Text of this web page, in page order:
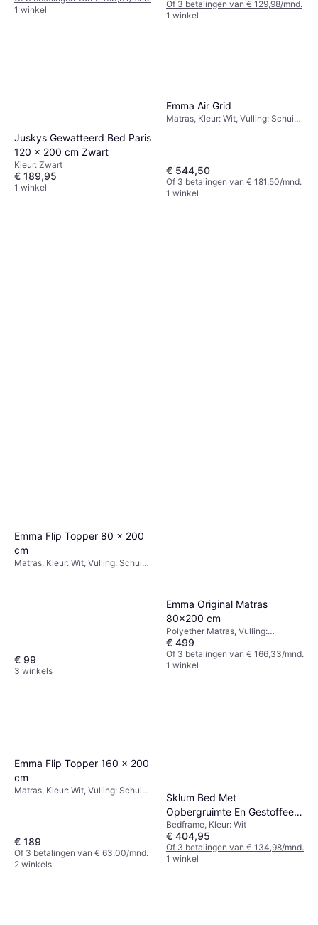
1 winkel
Of 3 betalingen van € 129,98/mnd.
1 winkel
Juskys Gewatteerd Bed Paris
120 x 200 cm Zwart
Kleur: Zwart
€ 189,95
1 winkel
Emma Air Grid
Matras, Kleur: Wit, Vulling: Schuim,
€ 544,50
Of 3 betalingen van € 181,50/mnd.
1 winkel
Emma Flip Topper 80 x 200
cm
Matras, Kleur: Wit, Vulling: Schuim,
€ 99
3 winkels
Emma Original Matras
80x200 cm
Polyether Matras, Vulling:
Geheugenschuim
€ 499
Of 3 betalingen van € 166,33/mnd.
1 winkel
Emma Flip Topper 160 x 200
cm
Matras, Kleur: Wit, Vulling: Schuim,
€ 189
Of 3 betalingen van € 63,00/mnd.
2 winkels
Sklum Bed Met
Opbergruimte En Gestoffeerd
Hoofdeinde Lorea Stof
Gebroken 140 x 190 cm
Bedframe, Kleur: Wit
€ 404,95
Of 3 betalingen van € 134,98/mnd.
1 winkel